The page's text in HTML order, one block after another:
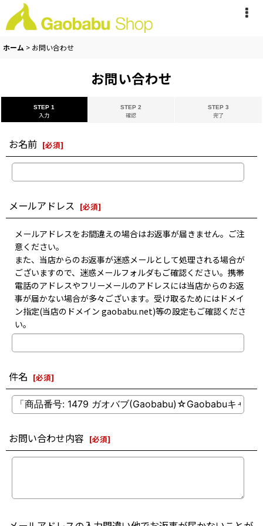
ホーム > お問い合わせ
お問い合わせ
STEP 1
入力
STEP 2
確認
STEP 3
完了
お名前 [必須]
メールアドレス [必須]
メールアドレスをお間違えの場合はお返事が届きません。ご注
意ください。
また、当店からのお返事が迷惑メールとして処理される場合が
ございますので、迷惑メールフォルダもご確認ください。携帯
電話のアドレスやフリーメールのアドレスには当店からのお返
事が届かない場合が多々ございます。受け取るためにはドメイ
ン指定(当店のドメイン gaobabu.net)等の設定もご確認くださ
い。
件名 [必須]
お問い合わせ内容 [必須]